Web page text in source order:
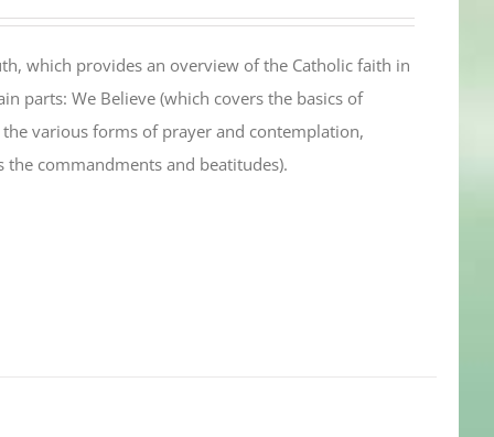
which provides an overview of the Catholic faith in
parts: We Believe (which covers the basics of
various forms of prayer and contemplation,
the commandments and beatitudes).